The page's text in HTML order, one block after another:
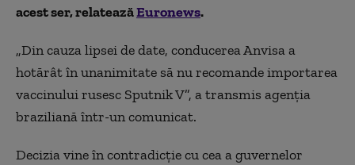
acest ser, relateazăEuronews.
„Din cauza lipsei de date, conducerea Anvisa a
hotărât în unanimitate să nu recomande importarea
vaccinului rusesc Sputnik V”, a transmis agenția
braziliană într-un comunicat.
Decizia vine în contradicție cu cea a guvernelor